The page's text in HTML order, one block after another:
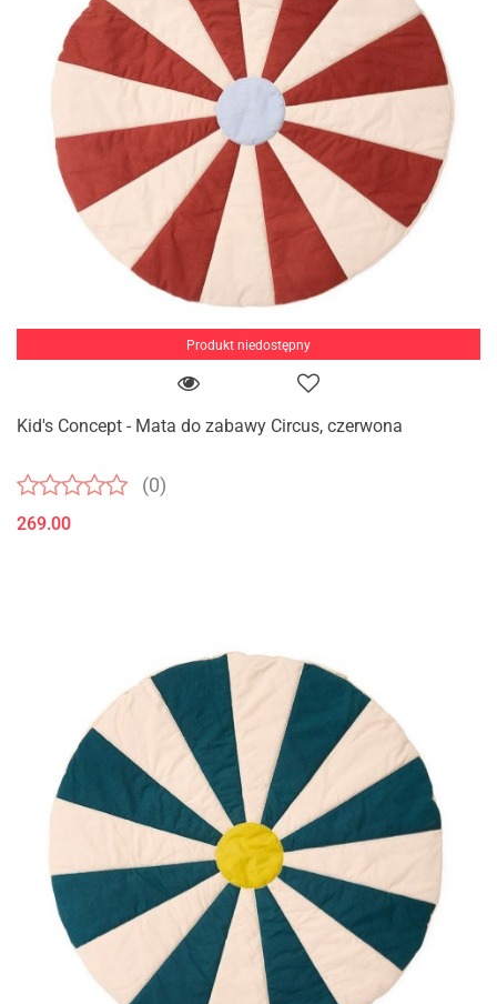
Produkt niedostępny
Kid's Concept - Mata do zabawy Circus, czerwona
(0)
269.00